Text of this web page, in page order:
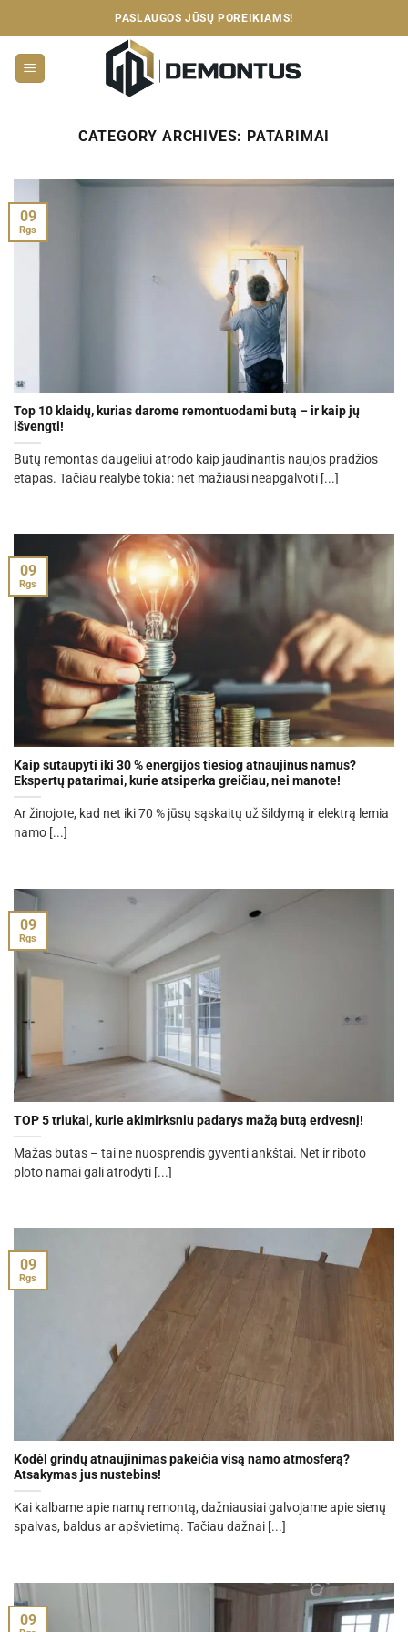
to
content
PASLAUGOS JŪSŲ POREIKIAMS!
CATEGORY ARCHIVES: PATARIMAI
Top 10 klaidų, kurias darome remontuodami butą – ir kaip jų
išvengti!
Butų remontas daugeliui atrodo kaip jaudinantis naujos pradžios
etapas. Tačiau realybė tokia: net mažiausi neapgalvoti [...]
09
Rgs
Kaip sutaupyti iki 30 % energijos tiesiog atnaujinus namus?
Ekspertų patarimai, kurie atsiperka greičiau, nei manote!
Ar žinojote, kad net iki 70 % jūsų sąskaitų už šildymą ir elektrą lemia
namo [...]
09
Rgs
TOP 5 triukai, kurie akimirksniu padarys mažą butą erdvesnį!
Mažas butas – tai ne nuosprendis gyventi ankštai. Net ir riboto
ploto namai gali atrodyti [...]
09
Rgs
Kodėl grindų atnaujinimas pakeičia visą namo atmosferą?
Atsakymas jus nustebins!
Kai kalbame apie namų remontą, dažniausiai galvojame apie sienų
spalvas, baldus ar apšvietimą. Tačiau dažnai [...]
09
Rgs
09